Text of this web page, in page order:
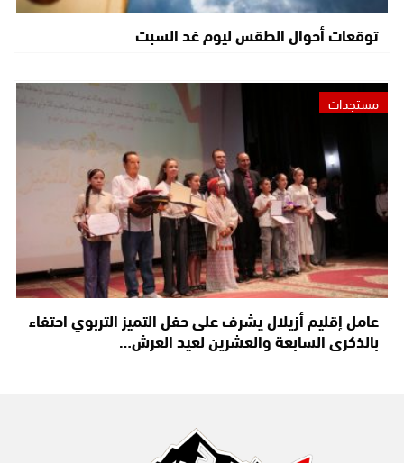
توقعات أحوال الطقس ليوم غد السبت
مستجدات
عامل إقليم أزيلال يشرف على حفل التميز التربوي احتفاء
بالذكرى السابعة والعشرين لعيد العرش…